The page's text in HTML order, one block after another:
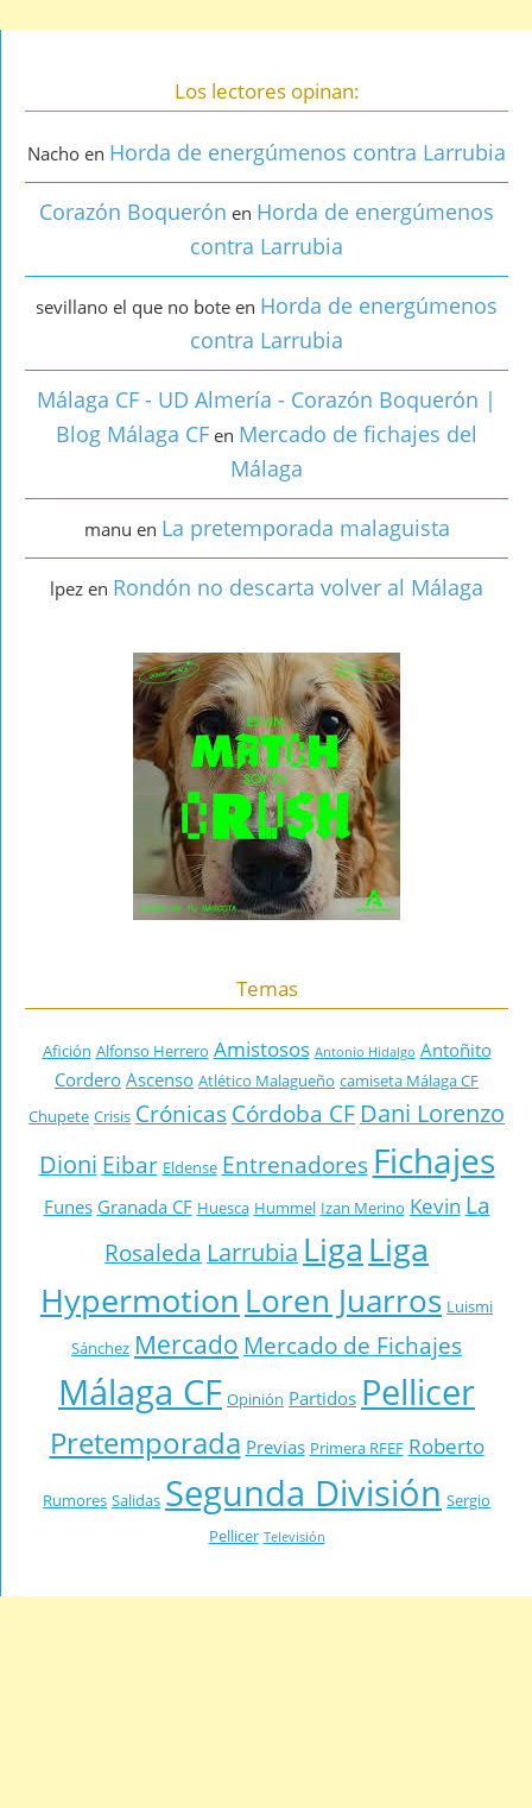
Los lectores opinan:
Nacho en Horda de energúmenos contra Larrubia
Corazón Boquerón en Horda de energúmenos
contra Larrubia
sevillano el que no bote en Horda de energúmenos
contra Larrubia
Málaga CF - UD Almería - Corazón Boquerón |
Blog Málaga CF en Mercado de fichajes del
Málaga
manu en La pretemporada malaguista
lpez en Rondón no descarta volver al Málaga
Temas
Afición Alfonso Herrero Amistosos Antonio Hidalgo Antoñito
CorderoAscenso Atlético Malagueño camiseta Málaga CF
Chupete Crisis Crónicas Córdoba CF Dani Lorenzo
Dioni Eibar Eldense Entrenadores Fichajes
Funes Granada CF Huesca Hummel Izan Merino Kevin La
Rosaleda Larrubia Liga Liga
Hypermotion Loren Juarros Luismi
Sánchez Mercado Mercado de Fichajes
Málaga CF Opinión Partidos Pellicer
Pretemporada Previas Primera RFEF Roberto
Rumores Salidas Segunda División Sergio
Pellicer Televisión